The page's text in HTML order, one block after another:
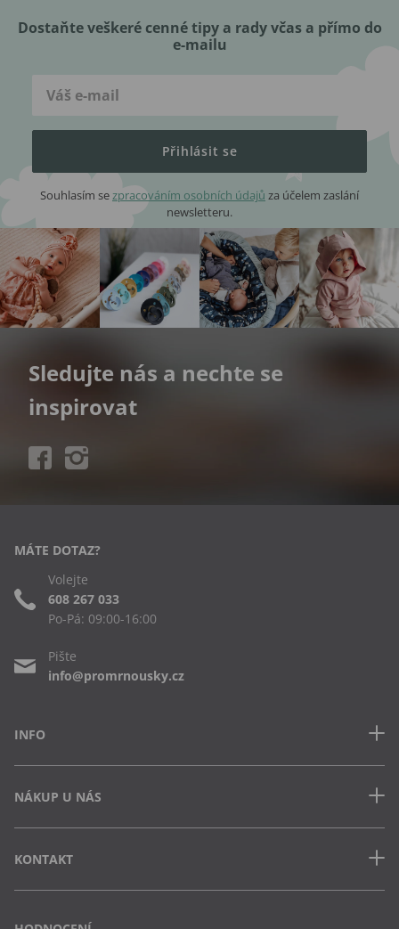
Dostaňte veškeré cenné tipy a rady včas a přímo do
e-mailu
Přihlásit se
Souhlasím se zpracováním osobních údajů za účelem zaslání
newsletteru.
Sledujte nás a nechte se
inspirovat
INFO
Často kladené dotazy
Obchodní podmínky
Ochrana osobních údajů
NÁKUP U NÁS
Jak uplatnit slevový kód
Vrácení zboží a výměna
Osobní odběr na pobočce
KONTAKT
Vejvarovo nábřeží 199
MÁTE DOTAZ?
Volejte
608 267 033
Po-Pá: 09:00-16:00
Pište
info@promrnousky.cz